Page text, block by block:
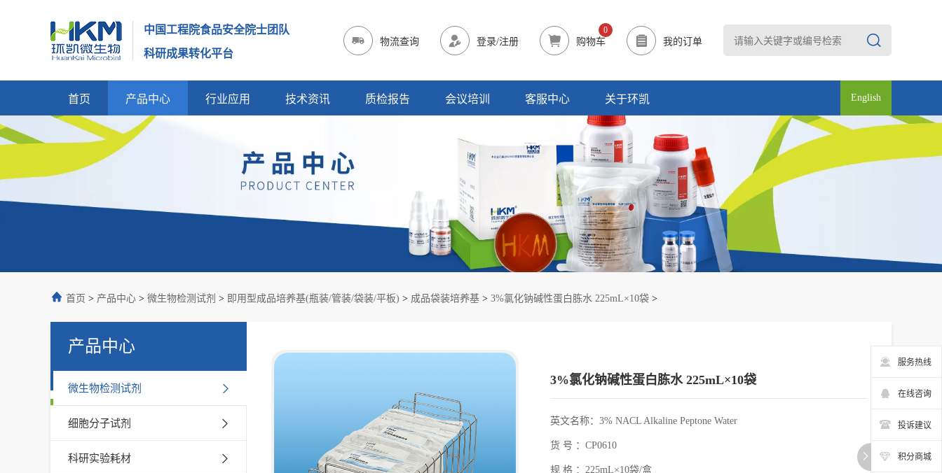
中国工程院食品安全院士团队
科研成果转化平台
物流查询 登录/注册 购物车
0
我的订单
首页 产品中心 行业应用 技术资讯 质检报告 会议培训 客服中心 关于环凯 English
首页 > 产品中心 > 微生物检测试剂 > 即用型成品培养基(瓶装/管装/袋装/平板) > 成品袋装培养基 > 3%氯化钠碱性蛋白胨水 225mL×10袋 >
产品中心
微生物检测试剂
细胞分子试剂
科研实验耗材
3%氯化钠碱性蛋白胨水 225mL×10袋
英文名称：3% NACL Alkaline Peptone Water
货 号 ：CP0610
规 格 ：225mL×10袋/盒
服务热线
在线咨询
投诉建议
积分商城